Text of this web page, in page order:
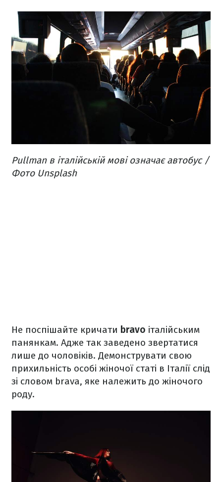
Pullman в італійській мові означає автобус /
Фото Unsplash
Не поспішайте кричати bravo італійським
панянкам. Адже так заведено звертатися
лише до чоловіків. Демонструвати свою
прихильність особі жіночої статі в Італії слід
зі словом brava, яке належить до жіночого
роду.